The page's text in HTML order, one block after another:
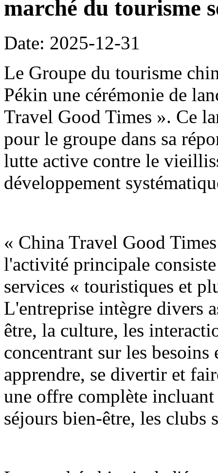
marché du tourisme
Date: 2025-12-31
Le Groupe du tourisme
Pékin une cérémonie de
Travel Good Times ». Ce
pour le groupe dans sa
lutte active contre le
développement
« China Travel Good
l'activité principale
services « touristiques et
L'entreprise intègre divers
être, la culture, les
concentrant sur les
apprendre, se divertir et
une offre complète
séjours bien-être, les clubs